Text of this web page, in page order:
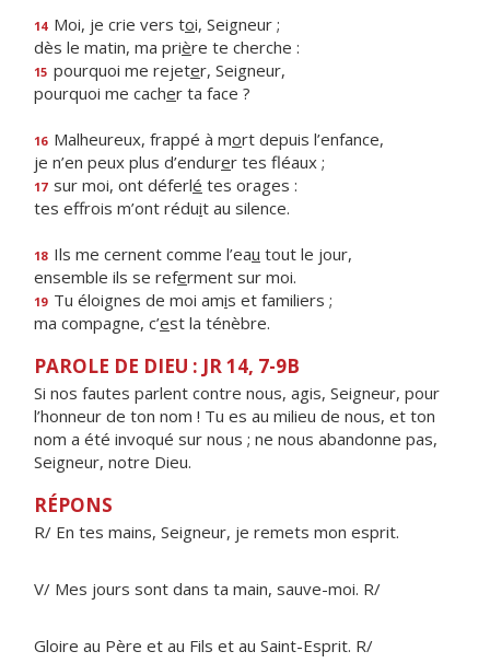
14 Moi, je crie vers toi, Seigneur ;
dès le matin, ma prière te cherche :
15 pourquoi me rejeter, Seigneur,
pourquoi me cacher ta face ?
16 Malheureux, frappé à mort depuis l’enfance,
je n’en peux plus d’endurer tes fléaux ;
17 sur moi, ont déferlé tes orages :
tes effrois m’ont réduit au silence.
18 Ils me cernent comme l’eau tout le jour,
ensemble ils se referment sur moi.
19 Tu éloignes de moi amis et familiers ;
ma compagne, c’est la ténèbre.
PAROLE DE DIEU : JR 14, 7-9B
Si nos fautes parlent contre nous, agis, Seigneur, pour
l’honneur de ton nom ! Tu es au milieu de nous, et ton
nom a été invoqué sur nous ; ne nous abandonne pas,
Seigneur, notre Dieu.
RÉPONS
R/ En tes mains, Seigneur, je remets mon esprit.
V/ Mes jours sont dans ta main, sauve-moi. R/
Gloire au Père et au Fils et au Saint-Esprit. R/